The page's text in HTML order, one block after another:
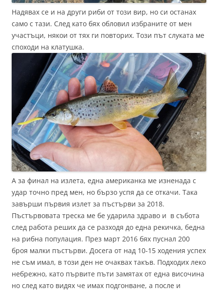
Надявах се и на други риби от този вир, но си останах
само с тази. След като бях обловил избраните от мен
участъци, някои от тях ги повторих. Този път слуката ме
споходи на клатушка.
А за финал на излета, една американка ме изненада с
удар точно пред мен, но бързо успя да се откачи. Така
завърши първия излет за пъстърви за 2018.
Пъстървовата треска ме бе ударила здраво и в събота
след работа реших да се разходя до една рекичка, бедна
на рибна популация. През март 2016 бях пуснал 200
броя малки пъстърви. Досега от над 10-15 ходения успех
не съм имал, в този ден не очаквах такъв. Подходих леко
небрежно, като първите пъти замятах от една височина
но след като видях че имах подгонване, а после и